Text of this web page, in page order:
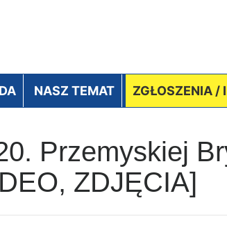
NASZ TEMAT ZGŁOSZENIA /
Przemyskiej
ZDJĘCIA]